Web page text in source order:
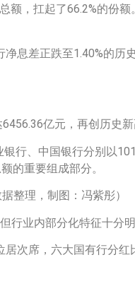
，扛起了66.2%的份
息差正跌至1.40%的
亿元，再创历史新
行、中国银行分别以
的重要组成部分。
整理，制图：冯紫彤）
行业内部分化特征十分明
次席，六大国有行分